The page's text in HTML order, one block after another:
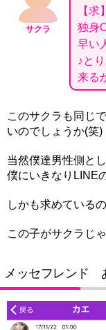
サクラ
【
独身
早い
♪と
来る
このサクラも同じ
いのでしょうか(笑)
当然僕達男性側と
僕にいきなりLINE
しかも求めている
この子がサクラじ
メッセフレンド